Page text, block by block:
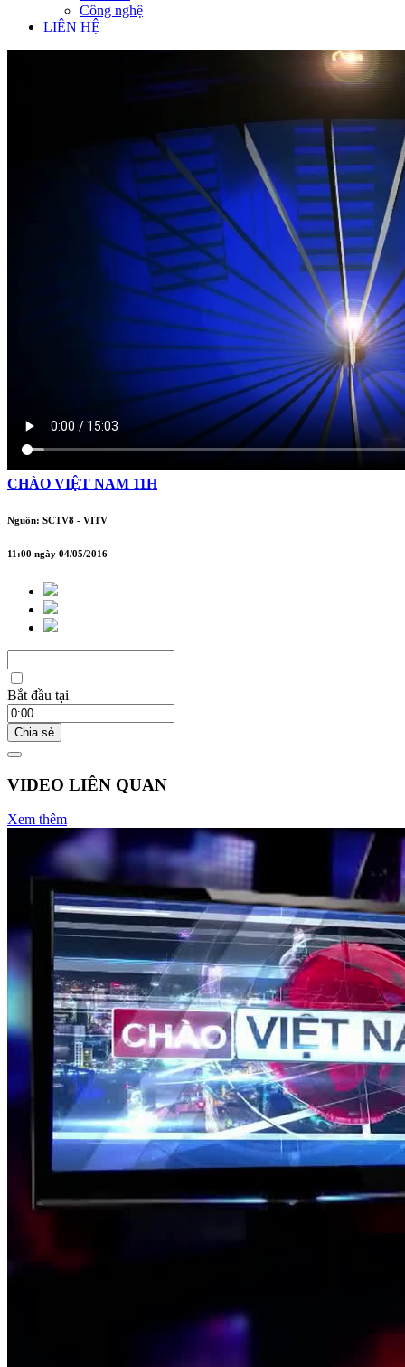
Công nghệ
LIÊN HỆ
CHÀO VIỆT NAM 11H
Nguồn: SCTV8 - VITV
11:00 ngày 04/05/2016
Bắt đầu tại
Chia sẻ
VIDEO LIÊN QUAN
Xem thêm